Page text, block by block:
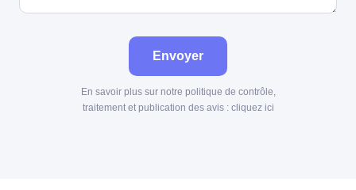
Envoyer
En savoir plus sur notre politique de contrôle,
traitement et publication des avis : cliquez ici